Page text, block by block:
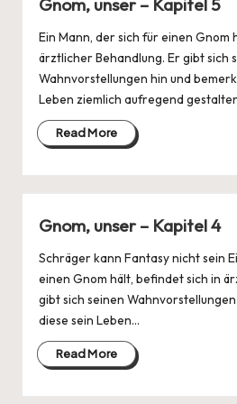
Gnom, unser – Kapitel 5
Ein Mann, der sich für einen Gnom
ärztlicher Behandlung. Er gibt sich
Wahnvorstellungen hin und
Leben ziemlich aufregend
Read More
Gnom, unser – Kapitel 4
Schräger kann Fantasy nicht sein
einen Gnom hält, befindet sich in
gibt sich seinen
diese sein Leben…
Read More